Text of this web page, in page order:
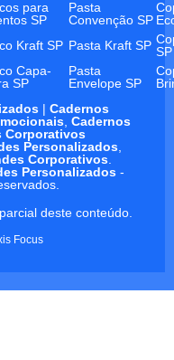
para
SP
Pasta
Convenção SP
Kraft SP Pasta Kraft SP SP
Capa-
SP
Pasta
Envelope SP
| Cadernos
, Cadernos
Corporativos
Personalizados,
Corporativos.
Personalizados -
deste conteúdo.
Focus